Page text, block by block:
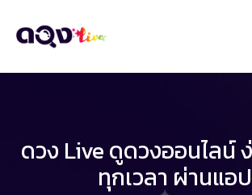
ดวง Live ดูดวงออนไลน์
ทุกเวลา ผ่านแอ